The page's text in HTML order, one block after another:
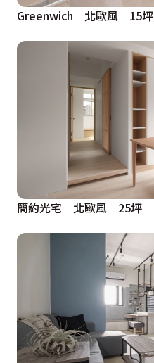
Greenwich│北歐風│15坪
簡約光宅│北歐風│25坪